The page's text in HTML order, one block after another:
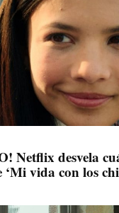
Netflix desvela
vida con los